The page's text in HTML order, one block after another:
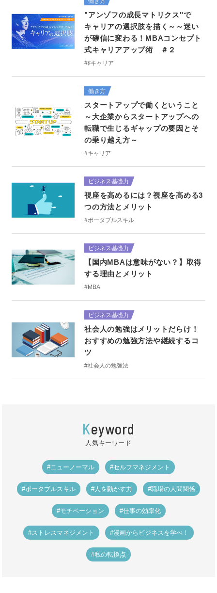
"アンゾフの成長マトリクス"で
キャリアの選択肢を描く～～迷い
が確信に変わる！MBAコンセプト
式キャリアアップ術 ＃２
#♯キャリア
働き方
スタートアップで働くということ
～大企業からスタートアップへの
転職で生じるギャップの要因とそ
の乗り越え方～
#キャリア
ビジネス基礎力
視座を高めるには？視座を高める3
つの方法とメリット
#ポータブルスキル
ビジネス基礎力
【国内MBAは意味がない？】取得
する理由とメリット
#MBA
ビジネス基礎力
社会人の勉強はメリットだらけ！
おすすめの勉強方法や継続するコ
ツ
#社会人の勉強法
Keyword
人気キーワード
#ニューノーマル #セルフマネジメント
#ポータブルスキル #人を動かす力 #職場の人間関係
#モチベーション #仕事の効率化
#ストレスマネジメント #漫画からビジネスを学べ！
#私の転換点